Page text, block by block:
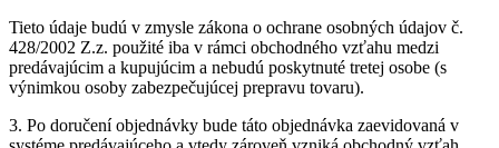
Tieto údaje budú v zmysle zákona o ochrane osobných údajov č.
428/2002 Z.z. použité iba v rámci obchodného vzťahu medzi
predávajúcim a kupujúcim a nebudú poskytnuté tretej osobe (s
výnimkou osoby zabezpečujúcej prepravu tovaru).
3. Po doručení objednávky bude táto objednávka zaevidovaná v